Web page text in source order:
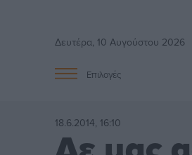
Δευτέρα, 10 Αυγούστου 2026
Επιλογές
18.6.2014, 16:10